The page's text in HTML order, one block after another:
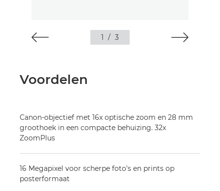
1 / 3
Voordelen
Canon-objectief met 16x optische zoom en 28 mm
groothoek in een compacte behuizing. 32x
ZoomPlus
16 Megapixel voor scherpe foto's en prints op
posterformaat